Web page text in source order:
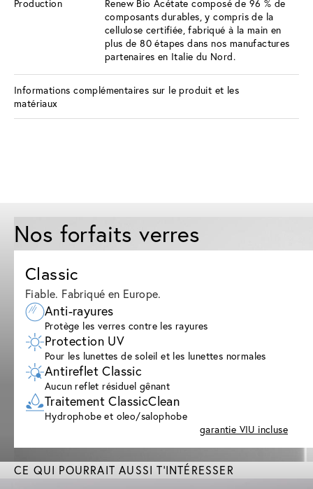
Production
Renew Bio Acétate composé de 96 % de
composants durables, y compris de la
cellulose certifiée, fabriqué à la main en
plus de 80 étapes dans nos manufactures
partenaires en Italie du Nord.
Informations complémentaires sur le produit et les
matériaux
Nos forfaits verres
Classic
Fiable. Fabriqué en Europe.
Anti-rayures
Protège les verres contre les rayures
Protection UV
Pour les lunettes de soleil et les lunettes normales
Antireflet Classic
Aucun reflet résiduel gênant
Traitement ClassicClean
Hydrophobe et oleo/salophobe
garantie VIU incluse
CE QUI POURRAIT AUSSI T'INTÉRESSER